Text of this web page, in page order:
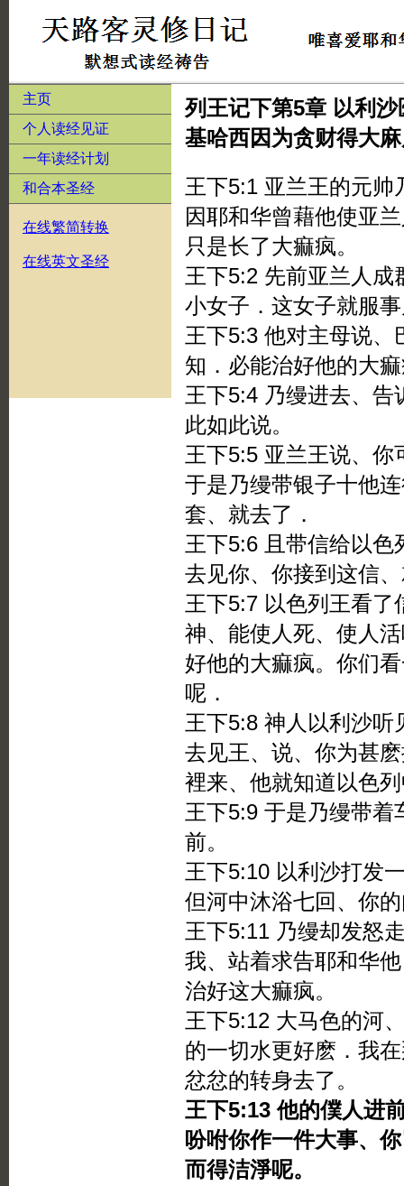
主页
个人读经见证
一年读经计划
和合本圣经
在线繁简转换
在线英文圣经
列王记下第5章 以利
基哈西因为贪财得大
王下5:1 亚兰王的元帅
因耶和华曾藉他使亚
只是长了大痲疯。
王下5:2 先前亚兰人成
小女子．这女子就服
王下5:3 他对主母说、
知．必能治好他的大
王下5:4 乃缦进去、告
此如此说。
王下5:5 亚兰王说、你
于是乃缦带银子十他
套、就去了．
王下5:6 且带信给以色
去见你、你接到这信
王下5:7 以色列王看
神、能使人死、使人
好他的大痲疯。你们
呢．
王下5:8 神人以利沙听
去见王、说、你为甚
裡来、他就知道以色
王下5:9 于是乃缦带着
前。
王下5:10 以利沙打发
但河中沐浴七回、你
王下5:11 乃缦却发怒
我、站着求告耶和华
治好这大痲疯。
王下5:12 大马色的河
的一切水更好麽．我
忿忿的转身去了。
王下5:13 他的僕人进
吩咐你作一件大事、
而得洁淨呢。